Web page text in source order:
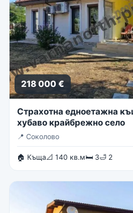
218 000 €
Страхотна едноетажна
хубаво крайбрежно село
📍 Соколово
🏠 Къща📐 140 кв.м🛏 3🛁 2